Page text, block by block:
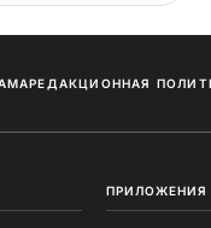
РЕДАКЦИОННАЯ
ПРИЛОЖЕНИЯ